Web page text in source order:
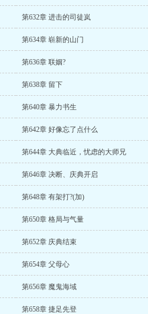
第632章 进击的司徒岚
第634章 崭新的山门
第636章 联姻?
第638章 留下
第640章 暴力书生
第642章 好像忘了点什么
第644章 大典临近，忧虑的大师兄
第646章 决断、庆典开启
第648章 有架打?(加)
第650章 格局与气量
第652章 庆典结束
第654章 父母心
第656章 魔鬼海域
第658章 捷足先登